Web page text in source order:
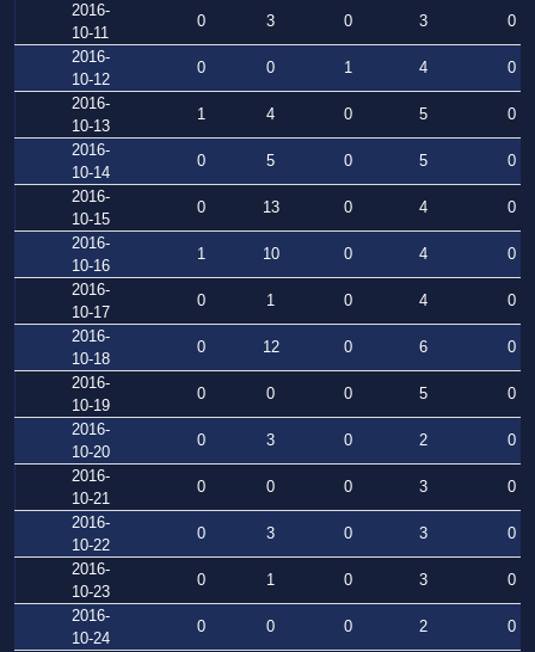
2016-
10-11
0 3 0 3
0
2016-
10-12
0 0 1 4
0
2016-
10-13
1 4 0 5
0
2016-
10-14
0 5 0 5
0
2016-
10-15
0 13 0 4
0
2016-
10-16
1 10 0 4
0
2016-
10-17
0 1 0 4
0
2016-
10-18
0 12 0 6
0
2016-
10-19
0 0 0 5
0
2016-
10-20
0 3 0 2
0
2016-
10-21
0 0 0 3
0
2016-
10-22
0 3 0 3
0
2016-
10-23
0 1 0 3
0
2016-
10-24
0 0 0 2
0